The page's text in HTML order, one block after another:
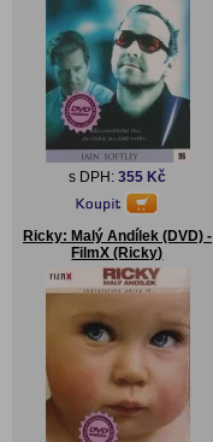
s DPH: 355 Kč
Ricky: Malý Andílek (DVD) -
FilmX (Ricky)